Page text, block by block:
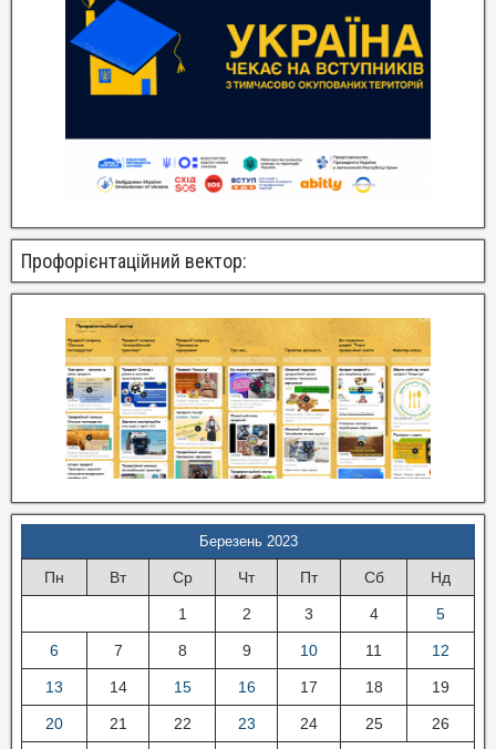
Профорієнтаційний вектор:
Березень 2023
Пн Вт Ср Чт Пт Сб Нд
1 2 3 4 5
6 7 8 9 10 11 12
13 14 15 16 17 18 19
20 21 22 23 24 25 26